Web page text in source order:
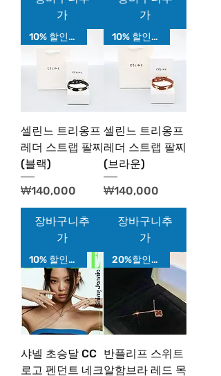
가
가
10% 할인가!
셀린느 트리옹프
레더 스트랩 팔찌
(블랙)
가격
₩140,000
장바구니추
가
10% 할인가!
셀린느 트리옹프
레더 스트랩 팔찌
(브라운)
가격
₩140,000
장바구니추
가
10% 할인가!
샤넬 초승달 CC
로고 펜던트 네크
20%할인가!
반플리프 스위트
알함브라 레드 목